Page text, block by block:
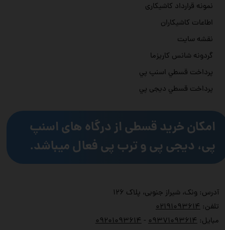
آدرس: ونک، شیراز جنوبی، پلاک ۱۲۶
تلفن:
۰۲۱۹۱۰۹۳۶۱۴
مبایل:
۰۹۳۷۱۰۹۳۶۱۴ - ۰۹۲۰۱۰۹۳۶۱۴
نمونه قرارداد کاشیکاری
اطاعات کاشیکاران
نقشه سایت
گردونه شانس کاریزما
پرداخت قسطي اسنپ پي
پرداخت قسطي دیجی پي
امکان خرید قسطی از درگاه های اسنپ
پی، دیجی پی و ترب پی فعال میباشد.